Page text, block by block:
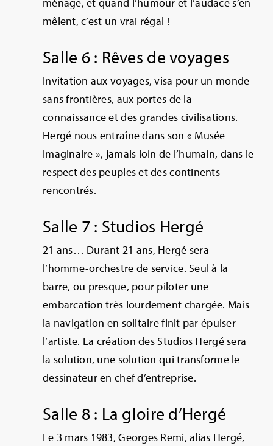
ménage, et quand l’humour et l’audace s’en
mêlent, c’est un vrai régal !
Salle 6 : Rêves de voyages
Invitation aux voyages, visa pour un monde
sans frontières, aux portes de la
connaissance et des grandes civilisations.
Hergé nous entraîne dans son « Musée
Imaginaire », jamais loin de l’humain, dans le
respect des peuples et des continents
rencontrés.
Salle 7 : Studios Hergé
21 ans… Durant 21 ans, Hergé sera
l’homme-orchestre de service. Seul à la
barre, ou presque, pour piloter une
embarcation très lourdement chargée. Mais
la navigation en solitaire finit par épuiser
l’artiste. La création des Studios Hergé sera
la solution, une solution qui transforme le
dessinateur en chef d’entreprise.
Salle 8 : La gloire d’Hergé
Le 3 mars 1983, Georges Remi, alias Hergé,